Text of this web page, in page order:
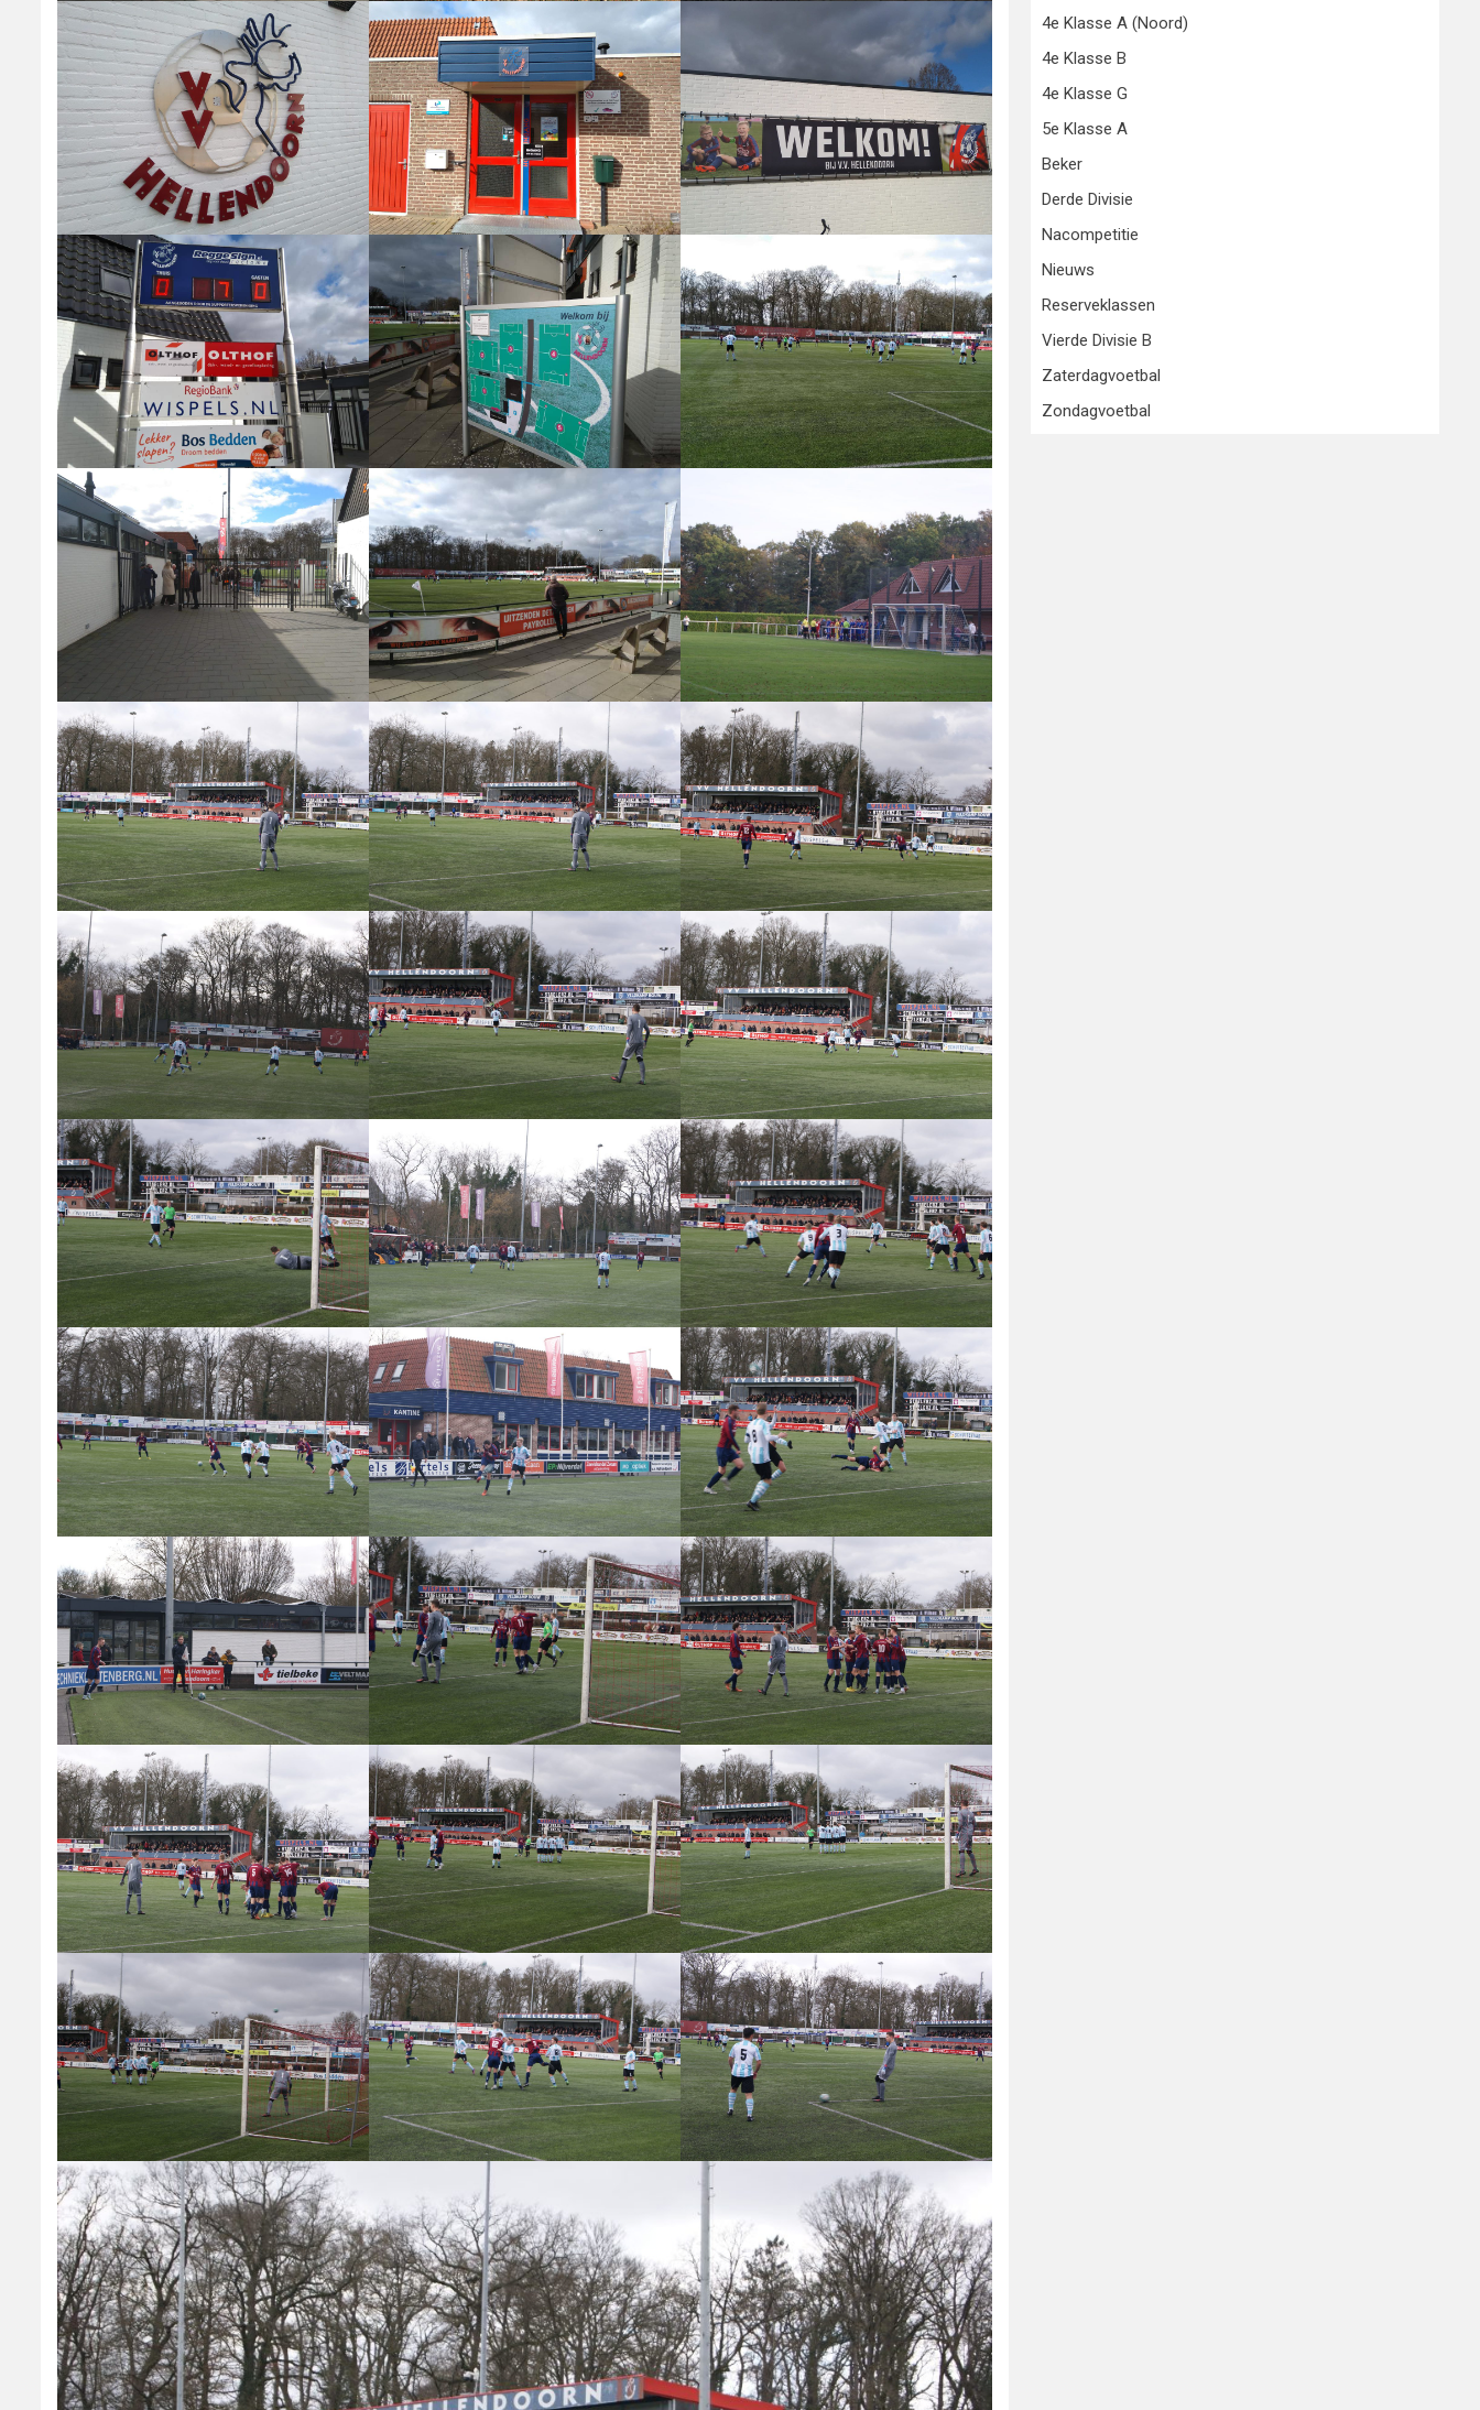
4e Klasse A (Noord)
4e Klasse B
4e Klasse G
5e Klasse A
Beker
Derde Divisie
Nacompetitie
Nieuws
Reserveklassen
Vierde Divisie B
Zaterdagvoetbal
Zondagvoetbal